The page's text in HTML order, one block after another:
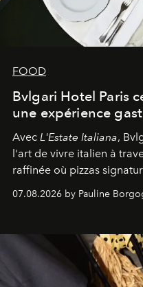
FOOD
Bvlgari Hotel Paris
une expérience
Avec L'Estate Italiana,
l'art de vivre italien à
raffinée où pizzas
07.08.2026 by Pauline